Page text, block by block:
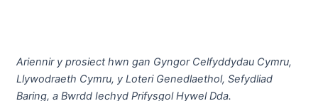
Ariennir y prosiect hwn gan Gyngor Celfyddydau Cymru,
Llywodraeth Cymru, y Loteri Genedlaethol, Sefydliad
Baring, a Bwrdd Iechyd Prifysgol Hywel Dda.